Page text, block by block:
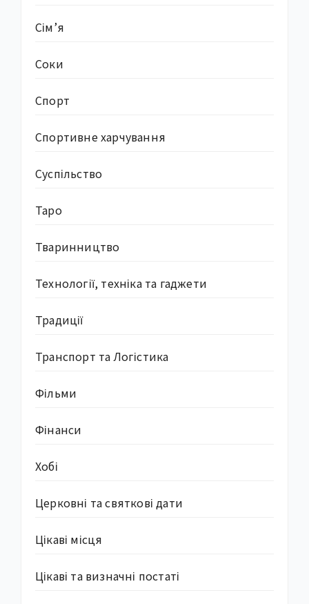
Сім’я
Соки
Спорт
Спортивне харчування
Суcпільство
Таро
Тваринництво
Технології, техніка та гаджети
Традиції
Транспорт та Логістика
Фільми
Фінанси
Хобі
Церковні та святкові дати
Цікаві місця
Цікаві та визначні постаті